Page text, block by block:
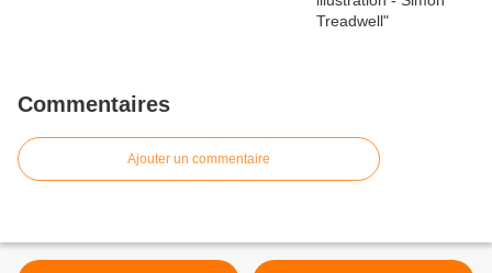
Commentaires
Ajouter un commentaire